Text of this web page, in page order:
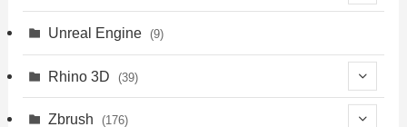
(3)
(18)
Unreal Engine (9)
Rhino 3D (39)
Zbrush (176)